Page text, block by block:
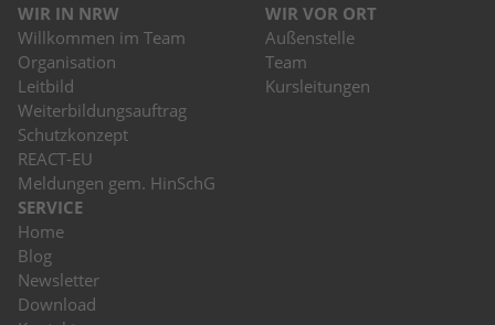
WIR IN NRW
Willkommen im Team
Organisation
Leitbild
Weiterbildungsauftrag
Schutzkonzept
REACT-EU
Meldungen gem. HinSchG
WIR VOR ORT
Außenstelle
Team
Kursleitungen
SERVICE
Home
Blog
Newsletter
Download